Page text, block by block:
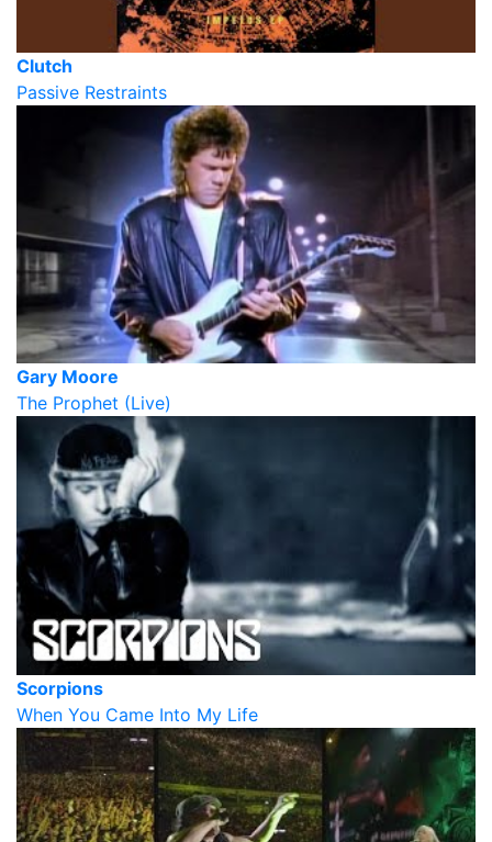
Clutch
Passive Restraints
Gary Moore
The Prophet (Live)
Scorpions
When You Came Into My Life